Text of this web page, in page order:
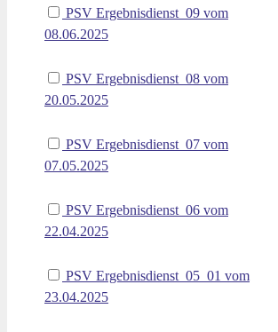
PSV Ergebnisdienst_09 vom
08.06.2025
PSV Ergebnisdienst_08 vom
20.05.2025
PSV Ergebnisdienst_07 vom
07.05.2025
PSV Ergebnisdienst_06 vom
22.04.2025
PSV Ergebnisdienst_05_01 vom
23.04.2025